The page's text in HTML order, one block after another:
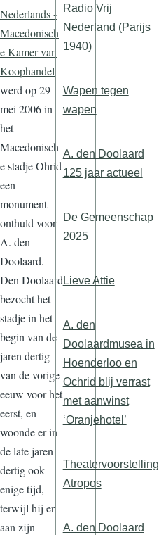
Nederlands -
Macedonisch
e Kamer van
Koophandel
werd op 29
mei 2006 in
het
Macedonisch
e stadje Ohrid
een
monument
onthuld voor
A. den
Doolaard.
Den Doolaard
bezocht het
stadje in het
begin van de
jaren dertig
van de vorige
eeuw voor het
eerst, en
woonde er in
de late jaren
dertig ook
enige tijd,
terwijl hij er
aan zijn
Radio Vrij
Nederland (Parijs
1940)
Wapen tegen
wapen
A. den Doolaard
125 jaar actueel
De Gemeenschap
2025
Lieve Attie
A. den
Doolaardmusea in
Hoenderloo en
Ochrid blij verrast
met aanwinst
‘Oranjehotel’
Theatervoorstelling
Atropos
A. den Doolaard